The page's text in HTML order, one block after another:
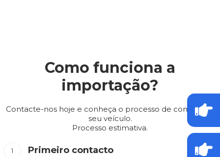
Como funciona a
importação?
Contacte-nos hoje e conheça o processo de compra do
seu veículo.
Processo estimativa.
Primeiro contacto